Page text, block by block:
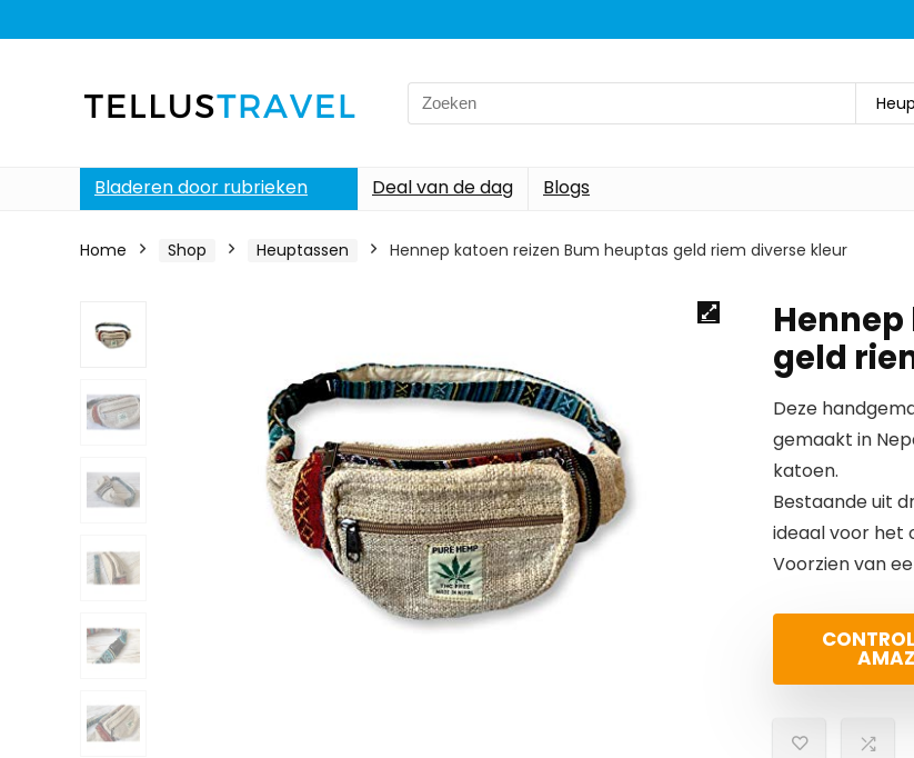
Search
for:
Bladeren door rubrieken Deal van de dag Blogs
Home Shop Heuptassen Hennep katoen reizen Bum heuptas geld riem diverse kleur
geld
Deze
gemaakt in
katoen.
Bestaande uit
ideaal voor het
Voorzien van